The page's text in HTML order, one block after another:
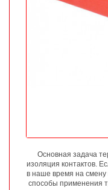
Основная задача
изоляция контактов.
в наше время на
способы применения